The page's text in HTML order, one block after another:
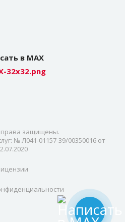
в MAX
права защищены.
№ Л041-01157-39/00350016 от